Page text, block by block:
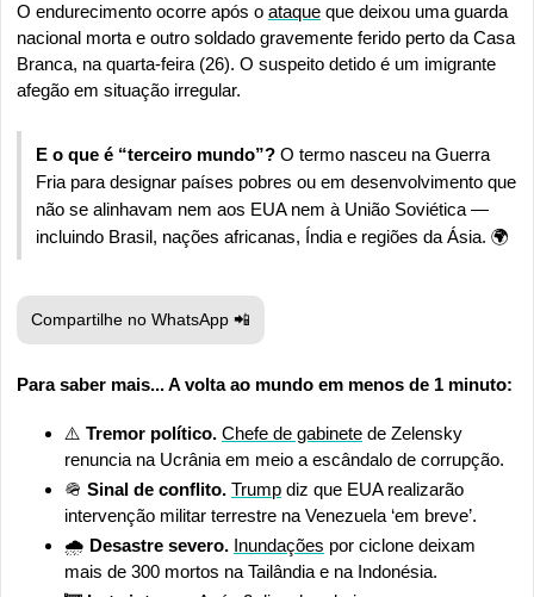
O endurecimento ocorre após o ataque que deixou uma guarda
nacional morta e outro soldado gravemente ferido perto da Casa
Branca, na quarta-feira (26). O suspeito detido é um imigrante
afegão em situação irregular.
E o que é “terceiro mundo”? O termo nasceu na Guerra
Fria para designar países pobres ou em desenvolvimento que
não se alinhavam nem aos EUA nem à União Soviética —
incluindo Brasil, nações africanas, Índia e regiões da Ásia. 🌍
Compartilhe no WhatsApp 📲
Para saber mais... A volta ao mundo em menos de 1 minuto:
⚠️ Tremor político. Chefe de gabinete de Zelensky
renuncia na Ucrânia em meio a escândalo de corrupção.
🪖 Sinal de conflito. Trump diz que EUA realizarão
intervenção militar terrestre na Venezuela ‘em breve’.
🌧️ Desastre severo. Inundações por ciclone deixam
mais de 300 mortos na Tailândia e na Indonésia.